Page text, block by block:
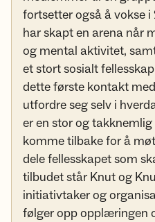
fortsetter også å vokse
har skapt en arena når
og mental aktivitet,
et stort sosialt
dette første kontakt
utfordre seg selv i
er en stor og
komme tilbake for å
dele fellesskapet som
tilbudet står Knut og
initiativtaker og
følger opp opplæringen